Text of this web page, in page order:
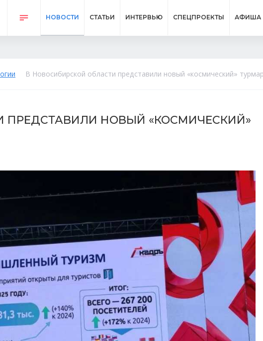
НОВОСТИ СТАТЬИ ИНТЕРВЬЮ СПЕЦПРОЕКТЫ АФИША
В Новосибирской области представили новый «космический»
ПРЕДСТАВИЛИ НОВЫЙ «КОСМИЧЕСКИЙ»